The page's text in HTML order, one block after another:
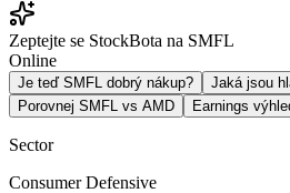
Zeptejte se StockBota na SMFL
Online
Je teď SMFL dobrý nákup?
Jaká jsou
Porovnej SMFL vs AMD
Earnings
Sector
Consumer Defensive